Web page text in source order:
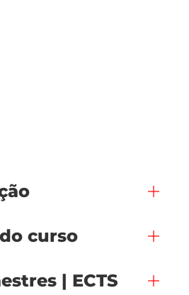
curso
| ECTS